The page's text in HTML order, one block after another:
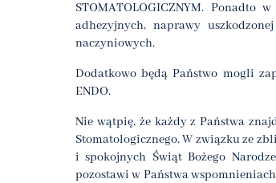
STOMATOLOGICZNYM. Ponadto
adhezyjnych, naprawy
naczyniowych.
Dodatkowo będą Państwo mogli
ENDO.
Nie wątpię, że każdy z Państwa
Stomatologicznego. W związku ze
i spokojnych Świąt Bożego
pozostawi w Państwa